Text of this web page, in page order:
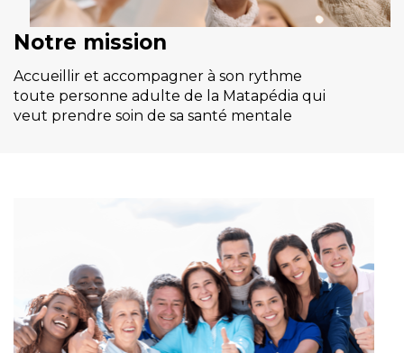
Notre mission
Accueillir et accompagner à son rythme
toute personne adulte de la Matapédia qui
veut prendre soin de sa santé mentale